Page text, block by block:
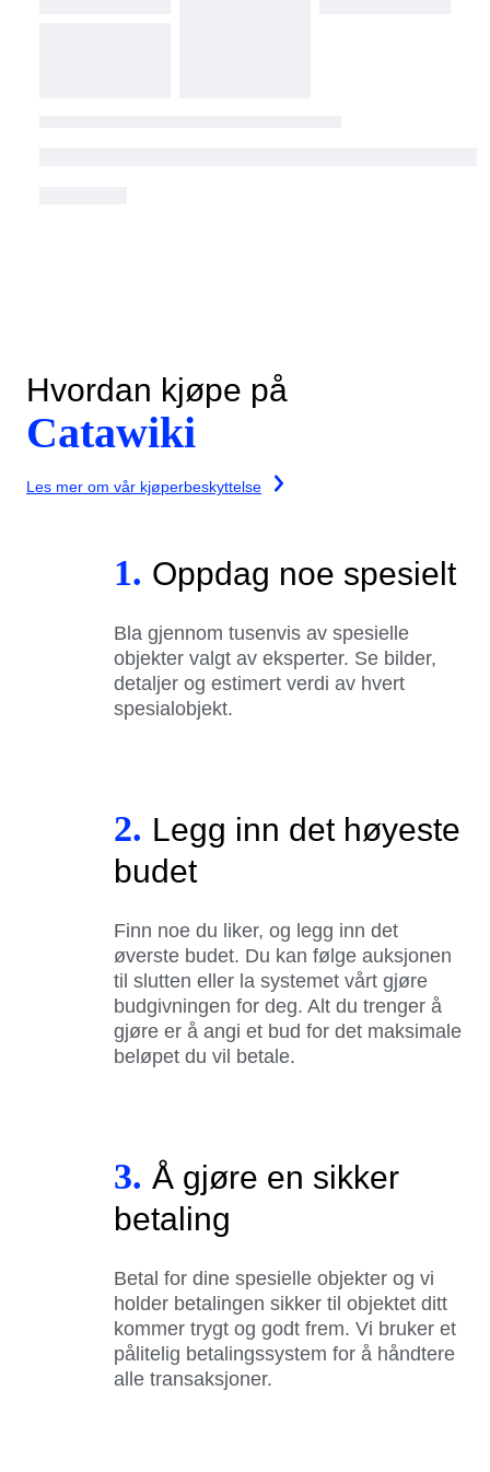
Hvordan kjøpe på
Catawiki
Les mer om vår kjøperbeskyttelse
1. Oppdag noe spesielt
Bla gjennom tusenvis av spesielle
objekter valgt av eksperter. Se bilder,
detaljer og estimert verdi av hvert
spesialobjekt.
2. Legg inn det høyeste
budet
Finn noe du liker, og legg inn det
øverste budet. Du kan følge auksjonen
til slutten eller la systemet vårt gjøre
budgivningen for deg. Alt du trenger å
gjøre er å angi et bud for det maksimale
beløpet du vil betale.
3. Å gjøre en sikker
betaling
Betal for dine spesielle objekter og vi
holder betalingen sikker til objektet ditt
kommer trygt og godt frem. Vi bruker et
pålitelig betalingssystem for å håndtere
alle transaksjoner.